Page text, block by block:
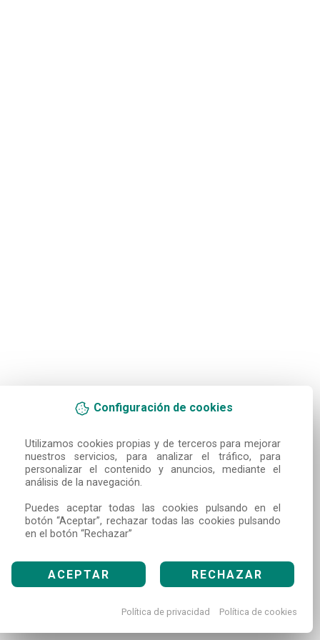
Configuración de cookies
Utilizamos cookies propias y de terceros para mejorar
nuestros servicios, para analizar el tráfico, para
personalizar el contenido y anuncios, mediante el
análisis de la navegación.
Puedes aceptar todas las cookies pulsando en el
botón “Aceptar”, rechazar todas las cookies pulsando
en el botón “Rechazar”
ACEPTAR RECHAZAR
Política de privacidad Política de cookies